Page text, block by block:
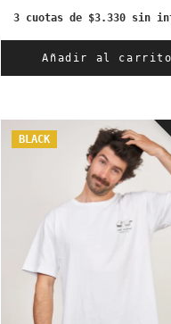
3 cuotas de $3.330 sin
Añadir al carrito
BLACK